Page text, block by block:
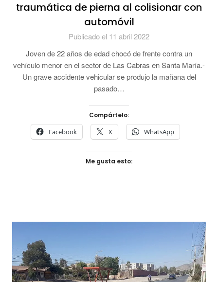
traumática de pierna al colisionar con
automóvil
Publicado el 11 abril 2022
Joven de 22 años de edad chocó de frente contra un
vehículo menor en el sector de Las Cabras en Santa María.-
Un grave accidente vehicular se produjo la mañana del
pasado…
Compártelo:
Facebook X WhatsApp
Me gusta esto: